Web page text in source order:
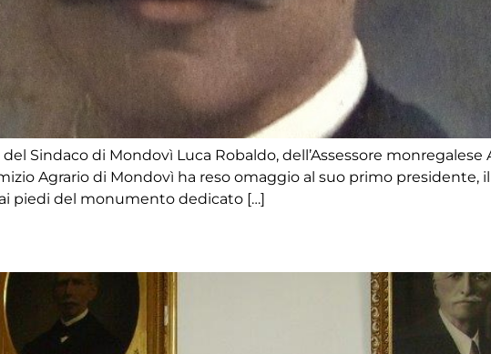
Sindaco di Mondovì Luca Robaldo, dell’Assessore
Agrario di Mondovì ha reso omaggio al suo primo presidente,
piedi del monumento dedicato […]